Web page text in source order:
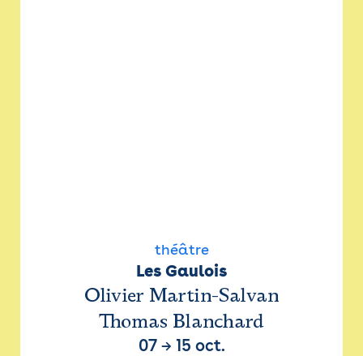
théâtre
Les Gaulois
Olivier Martin-Salvan
Thomas Blanchard
07→ 15 oct.